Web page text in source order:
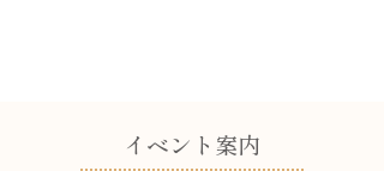
​イベント案内